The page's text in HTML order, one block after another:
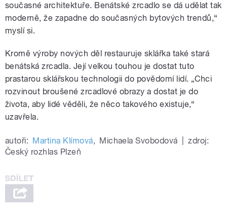
současné architektuře. Benátské zrcadlo se dá udělat tak
moderně, že zapadne do současných bytových trendů,“
myslí si.
Kromě výroby nových děl restauruje sklářka také stará
benátská zrcadla. Její velkou touhou je dostat tuto
prastarou sklářskou technologii do povědomí lidí. „Chci
rozvinout broušené zrcadlové obrazy a dostat je do
života, aby lidé věděli, že něco takového existuje,“
uzavřela.
autoři: Martina Klímová, Michaela Svobodová
zdroj:
Český rozhlas Plzeň